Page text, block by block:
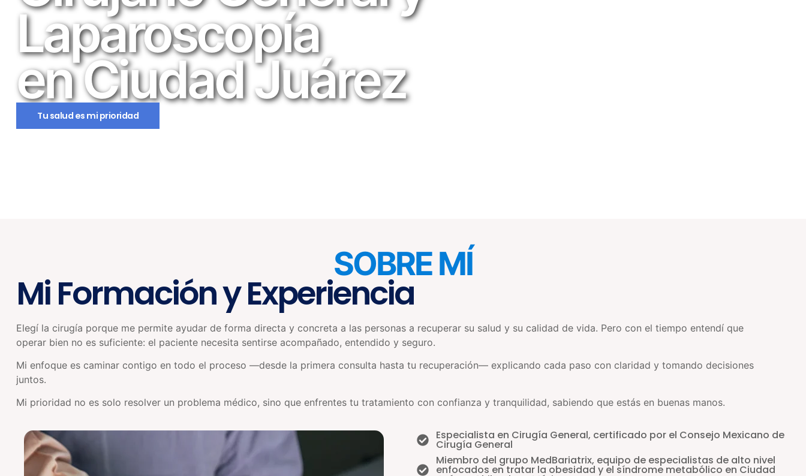
Laparoscopía
en Ciudad Juárez
Tu salud es mi prioridad
SOBRE MÍ
Mi Formación y Experiencia
Elegí la cirugía porque me permite ayudar de forma directa y concreta a las personas a recuperar su salud y su calidad de vida. Pero con el tiempo entendí que
operar bien no es suficiente: el paciente necesita sentirse acompañado, entendido y seguro.
Mi enfoque es caminar contigo en todo el proceso —desde la primera consulta hasta tu recuperación— explicando cada paso con claridad y tomando decisiones
juntos.
Mi prioridad no es solo resolver un problema médico, sino que enfrentes tu tratamiento con confianza y tranquilidad, sabiendo que estás en buenas manos.
Especialista en Cirugía General, certificado por el Consejo Mexicano de
Cirugía General
Miembro del grupo MedBariatrix, equipo de especialistas de alto nivel
enfocados en tratar la obesidad y el síndrome metabólico en Ciudad